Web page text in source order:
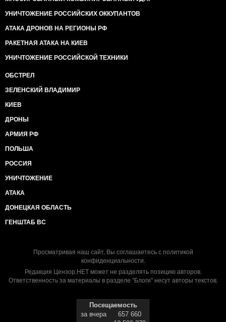
УНИЧТОЖЕНИЕ РОССИЙСКИХ ОККУПАНТОВ
АТАКА ДРОНОВ НА РЕГИОНЫ РФ
РАКЕТНАЯ АТАКА НА КИЕВ
УНИЧТОЖЕНИЕ РОССИЙСКОЙ ТЕХНИКИ
ОБСТРЕЛ
ЗЕЛЕНСКИЙ ВЛАДИМИР
КИЕВ
ДРОНЫ
АРМИЯ РФ
ПОЛЬША
РОССИЯ
УНИЧТОЖЕНИЕ
АТАКА
ДОНЕЦКАЯ ОБЛАСТЬ
ГЕНШТАБ ВС
Просматривая наш сайт, Вы соглашаетесь с политикой
конфиденциальности.
Редакция Цензор.НЕТ может не разделять позицию авторов.
Ответственность за материалы в разделе "Блоги" несут авторы текстов.
Посещаемость
за вчера
657 660